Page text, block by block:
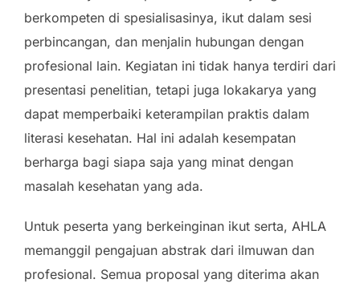
berkompeten di spesialisasinya, ikut dalam sesi
perbincangan, dan menjalin hubungan dengan
profesional lain. Kegiatan ini tidak hanya terdiri dari
presentasi penelitian, tetapi juga lokakarya yang
dapat memperbaiki keterampilan praktis dalam
literasi kesehatan. Hal ini adalah kesempatan
berharga bagi siapa saja yang minat dengan
masalah kesehatan yang ada.
Untuk peserta yang berkeinginan ikut serta, AHLA
memanggil pengajuan abstrak dari ilmuwan dan
profesional. Semua proposal yang diterima akan